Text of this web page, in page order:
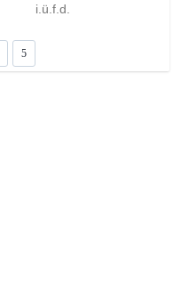
i.ü.f.d.
5